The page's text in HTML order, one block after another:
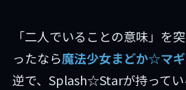
「二人でいることの意味」を
ったなら魔法少女まどか☆マ
逆で、Splash☆Starが持って